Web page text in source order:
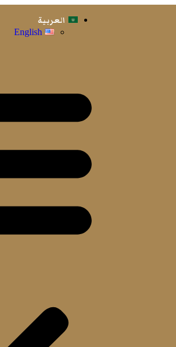
العربية
English